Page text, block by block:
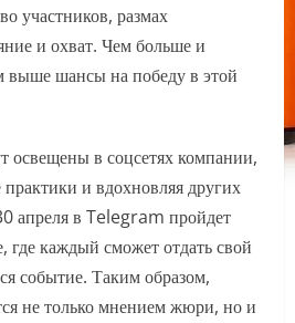
участников, размах
и охват. Чем больше и
выше шансы на победу в этой
освещены в соцсетях компании,
и вдохновляя других
апреля в Telegram пройдет
где каждый сможет отдать свой
событие. Таким образом,
не только мнением жюри, но и